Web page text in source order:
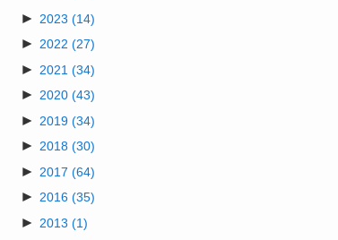
► 2023 (14)
► 2022 (27)
► 2021 (34)
► 2020 (43)
► 2019 (34)
► 2018 (30)
► 2017 (64)
► 2016 (35)
► 2013 (1)